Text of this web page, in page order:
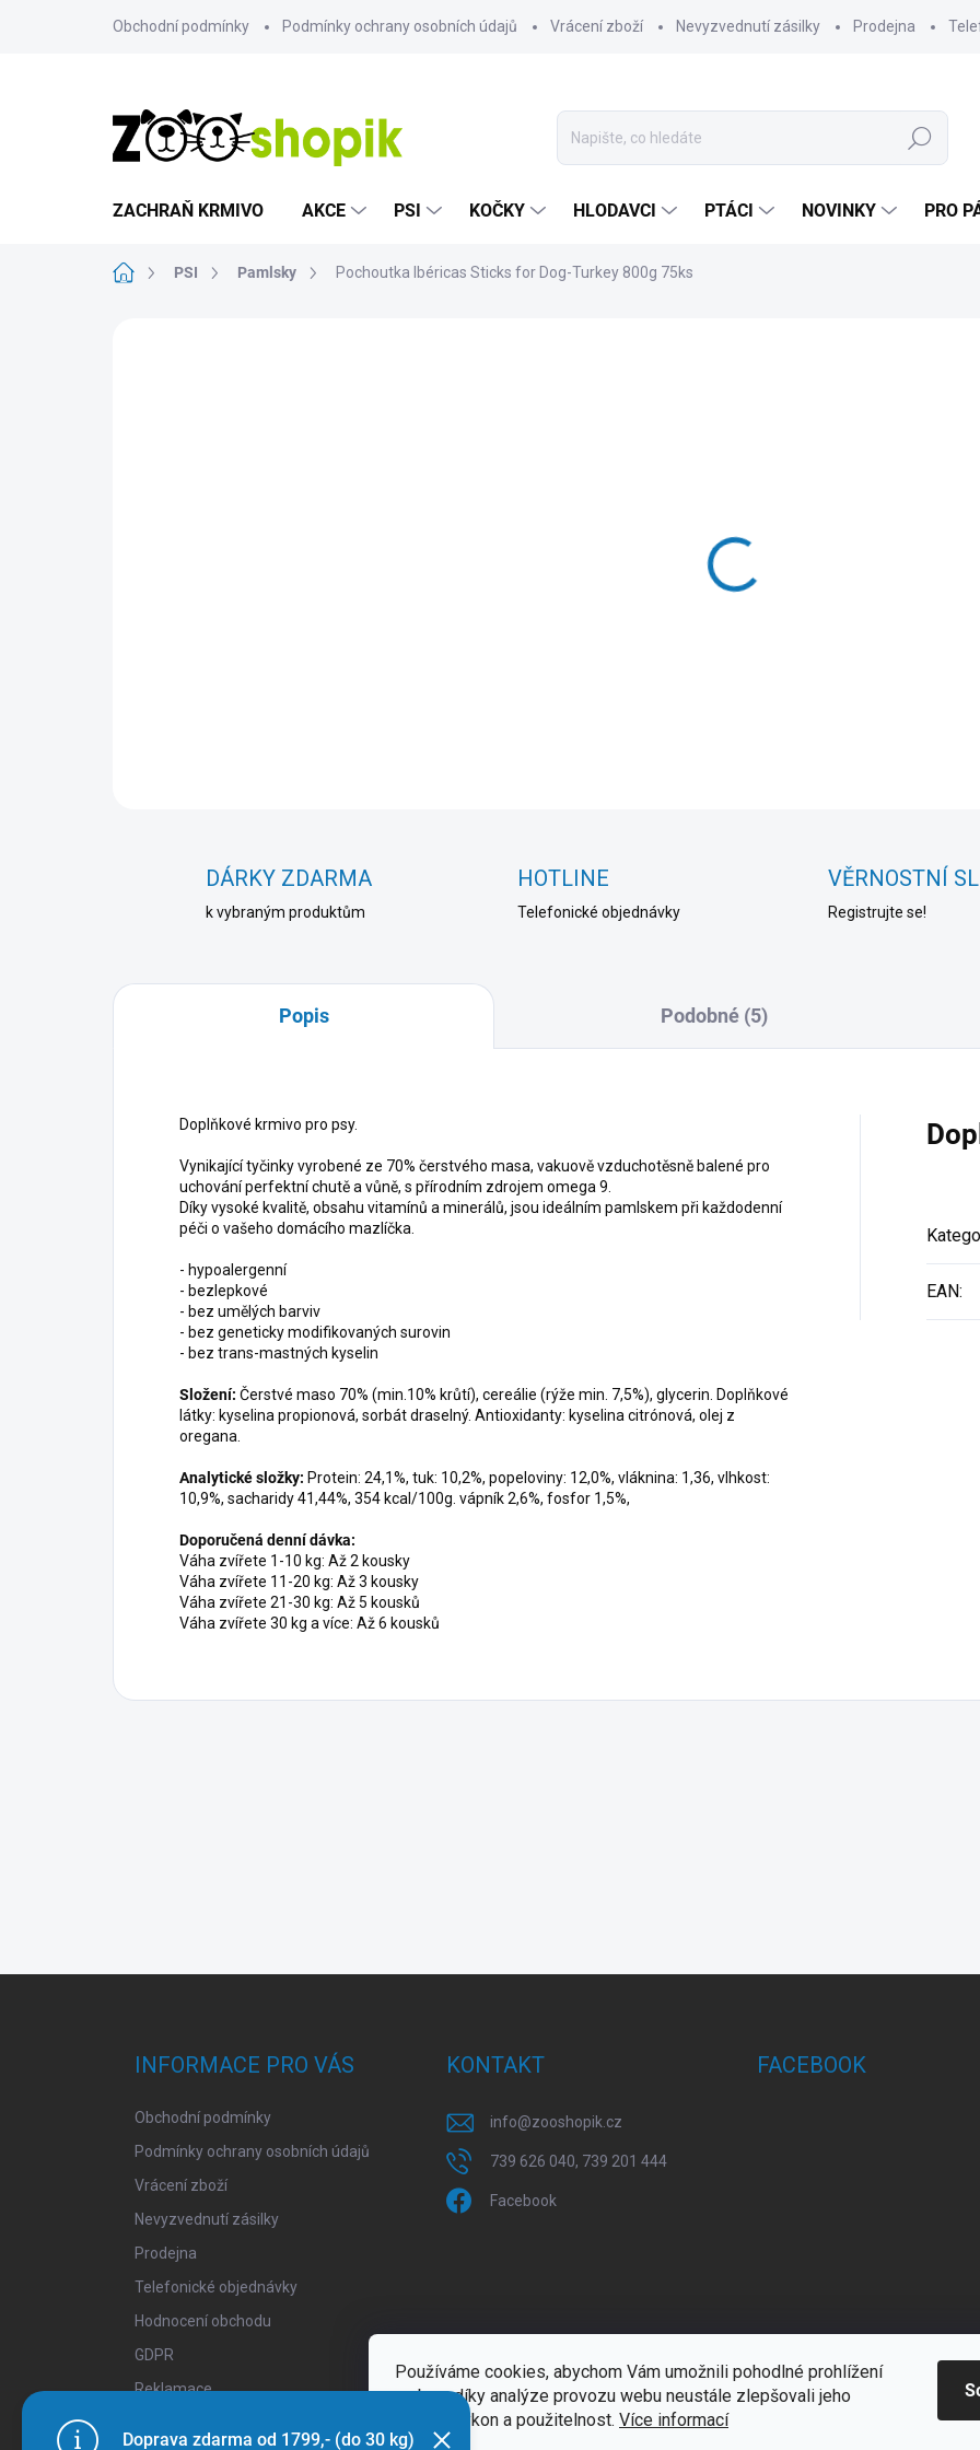
Používáme cookies, abychom Vám umožnili pohodlné prohlížení
webu a díky analýze provozu webu neustále zlepšovali jeho
funkce, výkon a použitelnost. Více informací
Doprava zdarma od 1799,- (do 30 kg)
Obchodní podmínky Podmínky ochrany osobních údajů Vrácení zboží Nevyzvednutí zásilky Prodejna
Hledat
ZACHRAŇ KRMIVO AKCE PSI KOČKY HLODAVCI PTÁCI NOVINKY PRO
Domů PSI Pamlsky Pochoutka Ibéricas Sticks for Dog-Turkey 800g 75ks
DÁRKY ZDARMA
k vybraným produktům
HOTLINE
Telefonické objednávky
VĚRNOSTNÍ
Registrujte se!
Popis Podobné (5)
Doplňkové krmivo pro psy.
Vynikající tyčinky vyrobené ze 70% čerstvého masa, vakuově vzduchotěsně balené pro
uchování perfektní chutě a vůně, s přírodním zdrojem omega 9.
Díky vysoké kvalitě, obsahu vitamínů a minerálů, jsou ideálním pamlskem při každodenní
péči o vašeho domácího mazlíčka.
- hypoalergenní
- bezlepkové
- bez umělých barviv
- bez geneticky modifikovaných surovin
- bez trans-mastných kyselin
Složení: Čerstvé maso 70% (min.10% krůtí), cereálie (rýže min. 7,5%), glycerin. Doplňkové
látky: kyselina propionová, sorbát draselný. Antioxidanty: kyselina citrónová, olej z
oregana.
Analytické složky: Protein: 24,1%, tuk: 10,2%, popeloviny: 12,0%, vláknina: 1,36, vlhkost:
10,9%, sacharidy 41,44%, 354 kcal/100g. vápník 2,6%, fosfor 1,5%,
Doporučená denní dávka:
Váha zvířete 1-10 kg: Až 2 kousky
Váha zvířete 11-20 kg: Až 3 kousky
Váha zvířete 21-30 kg: Až 5 kousků
Váha zvířete 30 kg a více: Až 6 kousků
EAN:
INFORMACE PRO VÁS
Obchodní podmínky
Podmínky ochrany osobních údajů
Vrácení zboží
Nevyzvednutí zásilky
Prodejna
Telefonické objednávky
Hodnocení obchodu
GDPR
Reklamace
KONTAKT
info@zooshopik.cz
739 626 040, 739 201 444
Facebook
FACEBOOK